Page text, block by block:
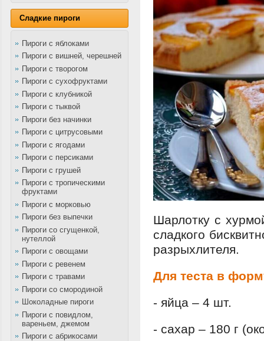
Сладкие пироги
Пироги с яблоками
Пироги с вишней, черешней
Пироги с творогом
Пироги с сухофруктами
Пироги с клубникой
Пироги с тыквой
Пироги без начинки
Пироги с цитрусовыми
Пироги с ягодами
Пироги с персиками
Пироги с грушей
Пироги с тропическими
фруктами
Пироги с морковью
Пироги без выпечки
Пироги со сгущенкой,
нутеллой
Пироги с овощами
Пироги с ревенем
Пироги с травами
Пироги со смородиной
Шоколадные пироги
Пироги с повидлом,
вареньем, джемом
Пироги с абрикосами
Шарлотку с
сладкого
разрыхлителя.
Для теста в
- яйца – 4 шт.
- сахар – 180 г